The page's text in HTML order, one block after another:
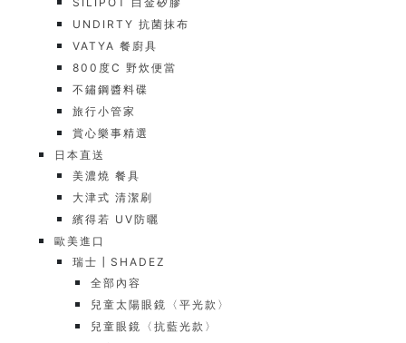
UNDIRTY 抗菌抹布
VATYA 餐廚具
800度C 野炊便當
不鏽鋼醬料碟
旅行小管家
賞心樂事精選
日本直送
美濃燒 餐具
大津式 清潔刷
繽得若 UV防曬
歐美進口
瑞士┃SHADEZ
全部內容
兒童太陽眼鏡〈平光款〉
兒童眼鏡〈抗藍光款〉